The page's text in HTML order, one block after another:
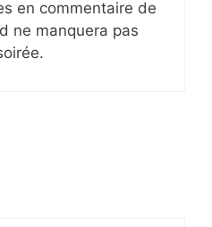
en commentaire de
ne manquera pas